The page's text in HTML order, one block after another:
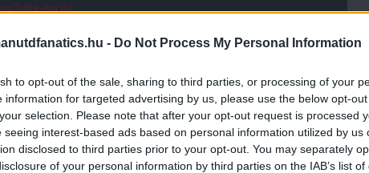
- Do Not Process My Personal Information
to opt-out of the sale, sharing to third parties, or processing of your
information for targeted advertising by us, please use the below opt-
selection. Please note that after your opt-out request is processed
seeing interest-based ads based on personal information utilized by us
disclosed to third parties prior to your opt-out. You may separately
of your personal information by third parties on the IAB’s list of
on is!
a ManUtdFanatics.hu működését!